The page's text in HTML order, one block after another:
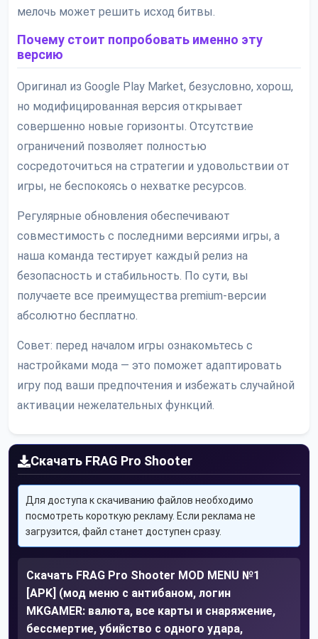
мелочь может решить исход битвы.
Почему стоит попробовать именно эту
версию
Оригинал из Google Play Market, безусловно, хорош,
но модифицированная версия открывает
совершенно новые горизонты. Отсутствие
ограничений позволяет полностью
сосредоточиться на стратегии и удовольствии от
игры, не беспокоясь о нехватке ресурсов.
Регулярные обновления обеспечивают
совместимость с последними версиями игры, а
наша команда тестирует каждый релиз на
безопасность и стабильность. По сути, вы
получаете все преимущества premium-версии
абсолютно бесплатно.
Совет: перед началом игры ознакомьтесь с
настройками мода — это поможет адаптировать
игру под ваши предпочтения и избежать случайной
активации нежелательных функций.
Скачать FRAG Pro Shooter
Для доступа к скачиванию файлов необходимо
посмотреть короткую рекламу. Если реклама не
загрузится, файл станет доступен сразу.
Скачать FRAG Pro Shooter MOD MENU №1
[APK] (мод меню с антибаном, логин
MKGAMER: валюта, все карты и снаряжение,
бессмертие, убийство с одного удара,